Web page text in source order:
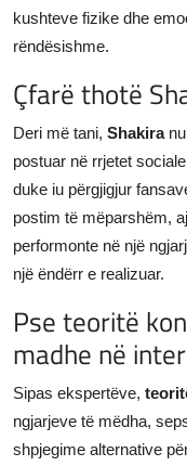
kushteve fizike dhe
rëndësishme.
Çfarë thotë
Deri më tani, Shakira
postuar në rrjetet
duke iu përgjigjur
postim të mëparshëm,
performonte në një
një ëndërr e realizuar.
Pse teoritë
madhe në
Sipas ekspertëve,
ngjarjeve të mëdha,
shpjegime alternative